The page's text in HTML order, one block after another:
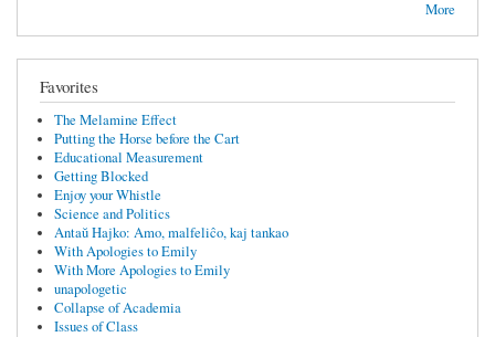
More
Favorites
The Melamine Effect
Putting the Horse before the Cart
Educational Measurement
Getting Blocked
Enjoy your Whistle
Science and Politics
Antaŭ Hajko: Amo, malfeliĉo, kaj tankao
With Apologies to Emily
With More Apologies to Emily
unapologetic
Collapse of Academia
Issues of Class